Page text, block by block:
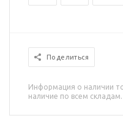
Поделиться
Информация о наличии
наличие по всем складам.